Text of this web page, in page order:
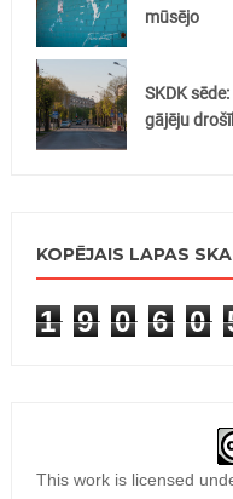
mūsējo
SKDK
gājēju
KOPĒJAIS LAPAS
1 9 0 6 0
This work is licensed